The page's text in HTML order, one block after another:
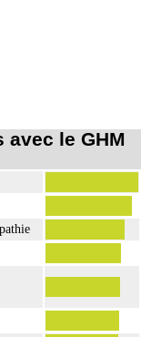
avec le GHM